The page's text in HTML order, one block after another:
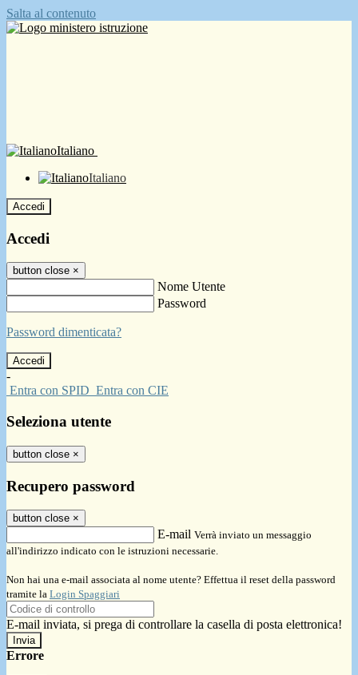
Salta al contenuto
Italiano
Italiano
Accedi
Accedi
button close ×
Nome Utente
Password
Password dimenticata?
-
Entra con SPID Entra con CIE
Seleziona utente
button close ×
Recupero password
button close ×
E-mail Verrà inviato un messaggio
all'indirizzo indicato con le istruzioni necessarie.
Non hai una e-mail associata al nome utente? Effettua il reset della password
tramite la Login Spaggiari
E-mail inviata, si prega di controllare la casella di posta elettronica!
Errore